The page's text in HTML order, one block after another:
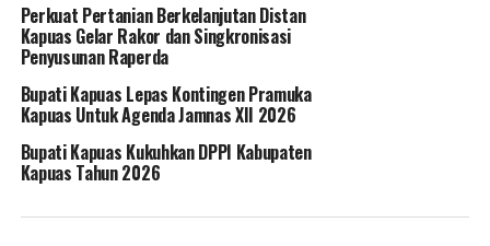
Perkuat Pertanian Berkelanjutan Distan
Kapuas Gelar Rakor dan Singkronisasi
Penyusunan Raperda
Bupati Kapuas Lepas Kontingen Pramuka
Kapuas Untuk Agenda Jamnas XII 2026
Bupati Kapuas Kukuhkan DPPI Kabupaten
Kapuas Tahun 2026